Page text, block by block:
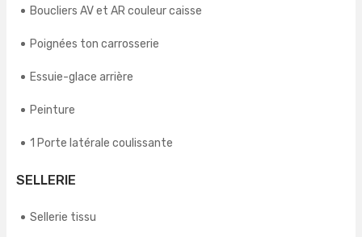
Boucliers AV et AR couleur caisse
Poignées ton carrosserie
Essuie-glace arrière
Peinture
1 Porte latérale coulissante
SELLERIE
Sellerie tissu